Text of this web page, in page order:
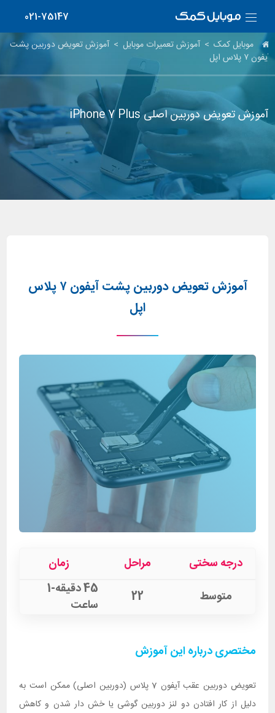
021-75147
موبایل کمک > آموزش تعمیرات موبایل > آموزش تعویض دوربین پشت
آیفون ۷ پلاس اپل
آموزش تعویض دوربین اصلی iPhone 7 Plus
آموزش تعویض دوربین پشت آیفون ۷ پلاس
اپل
درجه سختی مراحل
زمان
متوسط
22
45 دقیقه-1
ساعت
مختصری درباره این آموزش
تعویض دوربین عقب آیفون 7 پلاس (دوربین اصلی) ممکن است به
دلیل از کار افتادن دو لنز دوربین گوشی یا خش دار شدن و کاهش